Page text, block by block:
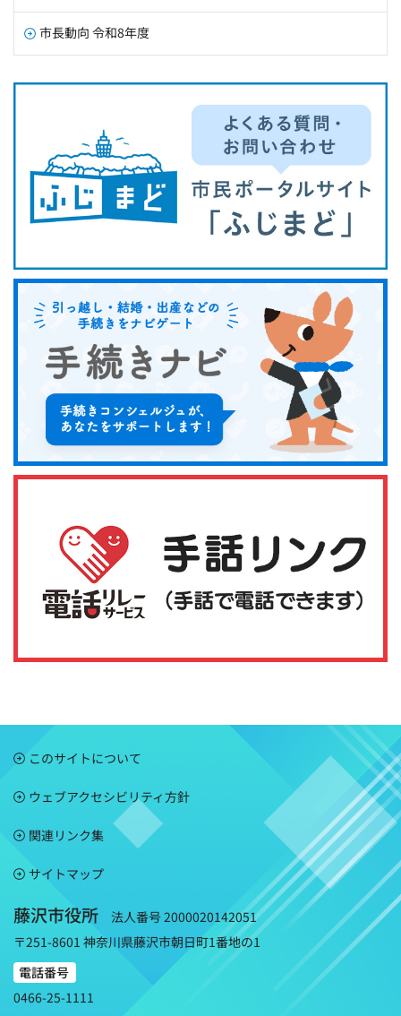
市長動向 令和8年度
このサイトについて
ウェブアクセシビリティ方針
関連リンク集
サイトマップ
藤沢市役所
法人番号 2000020142051
〒251-8601 神奈川県藤沢市朝日町1番地の1
電話番号
0466-25-1111